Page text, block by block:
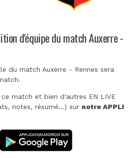
d'équipe du match Auxerre -
du match Auxerre - Rennes sera
match et bien d'autres EN LIVE
notes, résumé...) sur notre APPLI